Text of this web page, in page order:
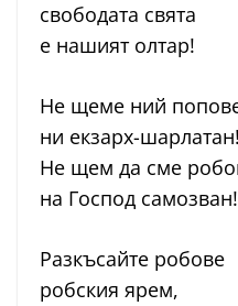
свободата свята
е нашият олтар!
Не щеме ний
ни екзарх-шарлатан!
Не щем да сме
на Господ самозван!
Разкъсайте робове
робския ярем,